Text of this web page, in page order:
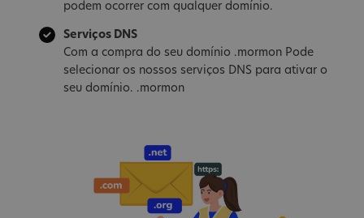
podem ocorrer com qualquer domínio.
Serviços DNS
Com a compra do seu domínio .mormon Pode
selecionar os nossos serviços DNS para ativar o
seu domínio. .mormon